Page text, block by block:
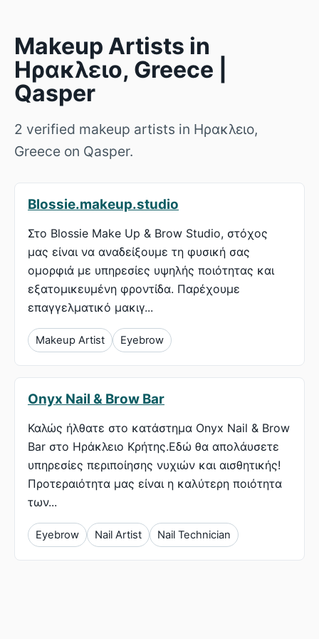
Makeup Artists in
Ηρακλειο, Greece |
Qasper
2 verified makeup artists in Ηρακλειο,
Greece on Qasper.
Blossie.makeup.studio
Στο Blossie Make Up & Brow Studio, στόχος
μας είναι να αναδείξουμε τη φυσική σας
ομορφιά με υπηρεσίες υψηλής ποιότητας και
εξατομικευμένη φροντίδα. Παρέχουμε
επαγγελματικό μακιγ...
Makeup Artist Eyebrow
Onyx Nail & Brow Bar
Καλώς ήλθατε στο κατάστημα Onyx Nail & Brow
Bar στο Ηράκλειο Κρήτης.Εδώ θα απολάυσετε
υπηρεσίες περιποίησης νυχιών και αισθητικής!
Προτεραιότητα μας είναι η καλύτερη ποιότητα
των...
Eyebrow Nail Artist Nail Technician